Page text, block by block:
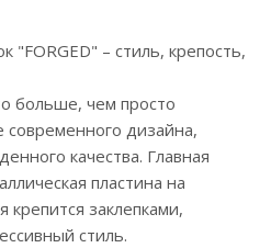
"FORGED" – стиль, крепость,
больше, чем просто
современного дизайна,
качества. Главная
пластина на
крепится заклепками,
стиль.